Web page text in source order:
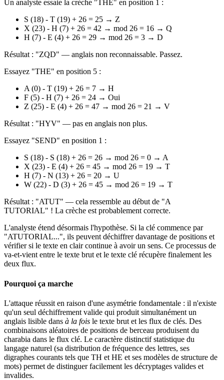
Un analyste essaie la crèche "THE" en position 1 :
S (18) - T (19) + 26 = 25 → Z
X (23) - H (7) + 26 = 42 → mod 26 = 16 → Q
H (7) - E (4) + 26 = 29 → mod 26 = 3 → D
Résultat : "ZQD" — anglais non reconnaissable. Passez.
Essayez "THE" en position 5 :
A (0) - T (19) + 26 = 7 → H
F (5) - H (7) + 26 = 24 → Oui
Z (25) - E (4) + 26 = 47 → mod 26 = 21 → V
Résultat : "HYV" — pas en anglais non plus.
Essayez "SEND" en position 1 :
S (18) - S (18) + 26 = 26 → mod 26 = 0 → A
X (23) - E (4) + 26 = 45 → mod 26 = 19 → T
H (7) - N (13) + 26 = 20 → U
W (22) - D (3) + 26 = 45 → mod 26 = 19 → T
Résultat : "ATUT" — cela ressemble au début de "A
TUTORIAL" ! La crèche est probablement correcte.
L'analyste étend désormais l'hypothèse. Si la clé commence par
"ATUTORIAL...", ils peuvent déchiffrer davantage de positions et
vérifier si le texte en clair continue à avoir un sens. Ce processus de
va-et-vient entre le texte brut et le texte clé récupère finalement les
deux flux.
Pourquoi ça marche
L'attaque réussit en raison d'une asymétrie fondamentale : il n'existe
qu'un seul déchiffrement valide qui produit simultanément un
anglais lisible dans à la fois le texte brut et les flux de clés. Des
combinaisons aléatoires de positions de berceau produisent du
charabia dans le flux clé. Le caractère distinctif statistique du
langage naturel (sa distribution de fréquence des lettres, ses
digraphes courants tels que TH et HE et ses modèles de structure de
mots) permet de distinguer facilement les décryptages valides et
invalides.